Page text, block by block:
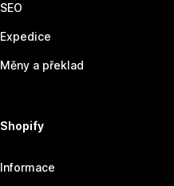
SEO
Expedice
Měny a překlad
Shopify
Informace